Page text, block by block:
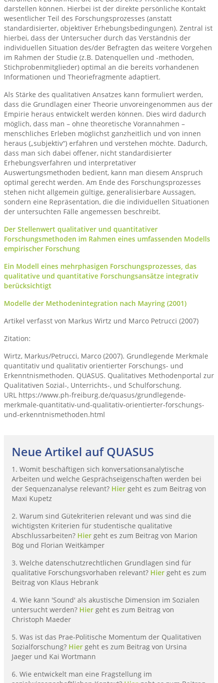
darstellen können. Hierbei ist der direkte persönliche Kontakt
wesentlicher Teil des Forschungsprozesses (anstatt
standardisierter, objektiver Erhebungsbedingungen). Zentral ist
hierbei, dass der Untersucher durch das Verständnis der
individuellen Situation des/der Befragten das weitere Vorgehen
im Rahmen der Studie (z.B. Datenquellen und -methoden,
Stichprobenmitglieder) optimal an die bereits vorhandenen
Informationen und Theoriefragmente adaptiert.
Als Stärke des qualitativen Ansatzes kann formuliert werden,
dass die Grundlagen einer Theorie unvoreingenommen aus der
Empirie heraus entwickelt werden können. Dies wird dadurch
möglich, dass man – ohne theoretische Vorannahmen –
menschliches Erleben möglichst ganzheitlich und von innen
heraus („subjektiv“) erfahren und verstehen möchte. Dadurch,
dass man sich dabei offener, nicht standardisierter
Erhebungsverfahren und interpretativer
Auswertungsmethoden bedient, kann man diesem Anspruch
optimal gerecht werden. Am Ende des Forschungsprozesses
stehen nicht allgemein gültige, generalisierbare Aussagen,
sondern eine Repräsentation, die die individuellen Situationen
der untersuchten Fälle angemessen beschreibt.
Der Stellenwert qualitativer und quantitativer
Forschungsmethoden im Rahmen eines umfassenden Modells
empirischer Forschung
Ein Modell eines mehrphasigen Forschungsprozesses, das
qualitative und quantitative Forschungsansätze integrativ
berücksichtigt
Modelle der Methodenintegration nach Mayring (2001)
Artikel verfasst von Markus Wirtz und Marco Petrucci (2007)
Zitation:
Wirtz, Markus/Petrucci, Marco (2007). Grundlegende Merkmale
quantitativ und qualitativ orientierter Forschungs- und
Erkenntnismethoden. QUASUS. Qualitatives Methodenportal zur
Qualitativen Sozial-, Unterrichts-, und Schulforschung.
URL https://www.ph-freiburg.de/quasus/grundlegende-
merkmale-quantitativ-und-qualitativ-orientierter-forschungs-
und-erkenntnismethoden.html
Neue Artikel auf QUASUS
1. Womit beschäftigen sich konversationsanalytische
Arbeiten und welche Gesprächseigenschaften werden bei
der Sequenzanalyse relevant? Hier geht es zum Beitrag von
Maxi Kupetz
2. Warum sind Gütekriterien relevant und was sind die
wichtigsten Kriterien für studentische qualitative
Abschlussarbeiten? Hier geht es zum Beitrag von Marion
Bög und Florian Weitkämper
3. Welche datenschutzrechtlichen Grundlagen sind für
qualitative Forschungsvorhaben relevant? Hier geht es zum
Beitrag von Klaus Hebrank
4. Wie kann 'Sound' als akustische Dimension im Sozialen
untersucht werden? Hier geht es zum Beitrag von
Christoph Maeder
5. Was ist das Prae-Politische Momentum der Qualitativen
Sozialforschung? Hier geht es zum Beitrag von Ursina
Jaeger und Kai Wortmann
6. Wie entwickelt man eine Fragstellung im